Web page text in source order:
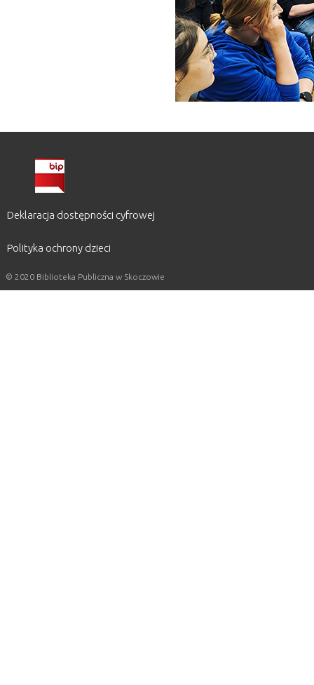
Polityka ochrony dzieci
Deklaracja dostępności cyfrowej
© 2020 Biblioteka Publiczna w Skoczowie